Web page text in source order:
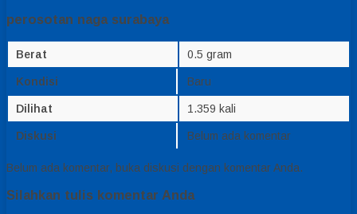
perosotan naga surabaya
Berat 0.5 gram
Kondisi Baru
Dilihat 1.359 kali
Diskusi Belum ada komentar
Belum ada komentar, buka diskusi dengan komentar Anda.
Silahkan tulis komentar Anda